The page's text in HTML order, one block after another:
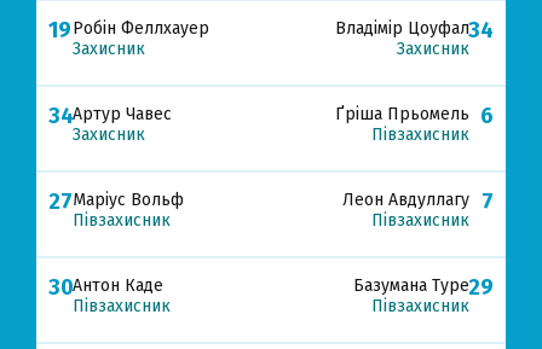
19Робін Феллхауер
Захисник
34Артур Чавес
Захисник
27Маріус Вольф
Півзахисник
30Антон Каде
Півзахисник
34
Владімір Цоуфал
Захисник
6
Ґріша Прьомель
Півзахисник
7
Леон Авдуллагу
Півзахисник
29
Базумана Туре
Півзахисник